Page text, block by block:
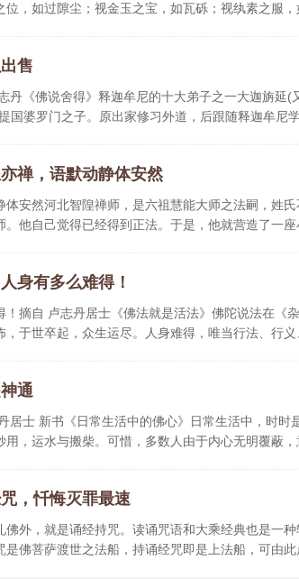
，如过隙尘；视金玉之宝，如瓦砾；视纨素之服，
售
丹《佛说舍得》释迦牟尼的十大弟子之一大迦旃延(
国婆罗门之子。原出家修习外道，后跟随释迦牟尼学
禅，语默动静体安然
体安然河北智隍禅师，是六祖慧能大师之法嗣，姓氏
他自己觉得已经得到正法。于是，他就营造了一座
身有多么难得！
！摘自 卢志丹居士《佛法就是活法》佛陀说法在《
于世卒起，众生运尽。人身难得，唯当行法、行义
通
居士 新书《日常生活中的佛心》日常生活中，时时
，运水与搬柴。可惜，多数人由于内心无明覆蔽，
，忏悔灭罪最速
佛外，就是诵经持咒。读诵咒语和大乘经典也是一种
是佛菩萨渡世之法船，持诵经咒即是上法船，可由此